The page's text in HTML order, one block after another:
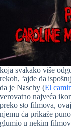
koja svakako više
rekoh, ‘ajde da
da je Naschy (El
verovatno najveća
preko sto filmova,
njemu da prikaže
glumio u nekim